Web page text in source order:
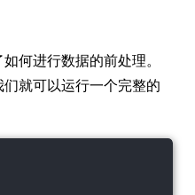
何进行数据的前处理。
就可以运行一个完整的